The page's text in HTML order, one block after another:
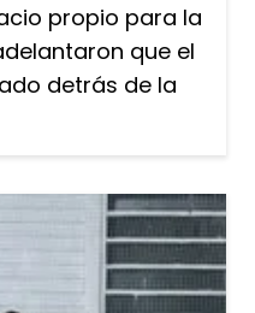
propio para la
que el
detrás de la